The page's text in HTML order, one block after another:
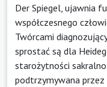
Der Spiegel, ujawnia
współczesnego
Twórcami
sprostać są dla
starożytności
podtrzymywana